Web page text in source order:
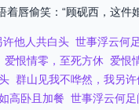
着唇偷笑：“顾砚西，这
他人共白头 世事浮云何
爱恨情零，至死方休 爱恨
群山见我不哗然，我另
高卧且加餐 世事浮云何